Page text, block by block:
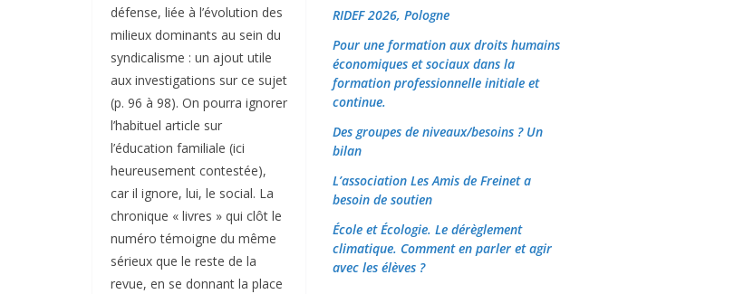
défense, liée à l’évolution des
milieux dominants au sein du
syndicalisme : un ajout utile
aux investigations sur ce sujet
(p. 96 à 98). On pourra ignorer
l’habituel article sur
l’éducation familiale (ici
heureusement contestée),
car il ignore, lui, le social. La
chronique « livres » qui clôt le
numéro témoigne du même
sérieux que le reste de la
revue, en se donnant la place
RIDEF 2026, Pologne
Pour une formation aux droits humains
économiques et sociaux dans la
formation professionnelle initiale et
continue.
Des groupes de niveaux/besoins ? Un
bilan
L’association Les Amis de Freinet a
besoin de soutien
École et Écologie. Le dérèglement
climatique. Comment en parler et agir
avec les élèves ?